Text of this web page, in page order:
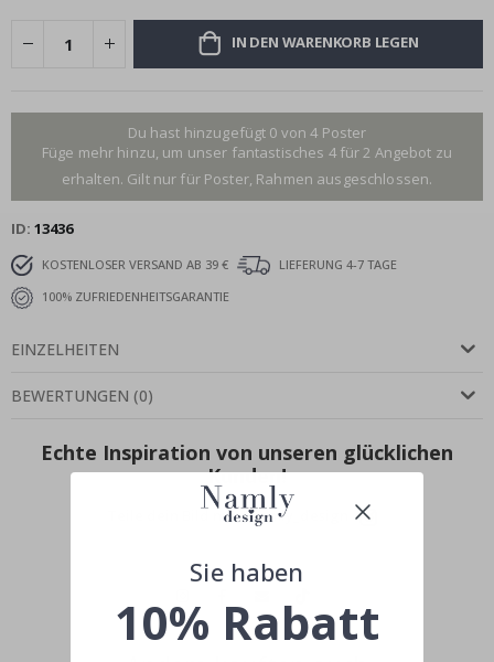
IN DEN WARENKORB LEGEN
Du hast hinzugefügt 0 von 4 Poster
Füge mehr hinzu, um unser fantastisches 4 für 2 Angebot zu
erhalten. Gilt nur für Poster, Rahmen ausgeschlossen.
ID 13436
KOSTENLOSER VERSAND AB 39 €
LIEFERUNG 4-7 TAGE
100% ZUFRIEDENHEITSGARANTIE
EINZELHEITEN
BEWERTUNGEN (0)
Echte Inspiration von unseren glücklichen
Kunden!
Teile dein Bild mit #namly_design
Sie haben
10% Rabatt